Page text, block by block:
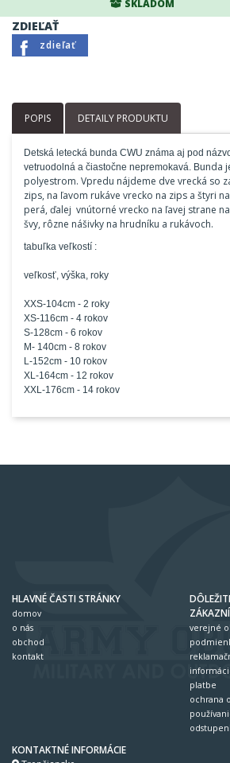
SKLADOM
ZDIEĽAŤ
zdieľať
POPIS DETAILY PRODUKTU
Detská letecká bunda CWU známa aj pod
vetruodolná a čiastočne nepremokavá. Bunda
polyestrom. Vpredu nájdeme dve vrecká so
zips, na ľavom rukáve vrecko na zips a štyri
perá, ďalej vnútorné vrecko na ľavej strane
švy, rôzne nášivky na hrudníku a rukávoch.
tabuľka veľkostí :
veľkosť, výška, roky
XXS-104cm - 2 roky
XS-116cm - 4 rokov
S-128cm - 6 rokov
M- 140cm - 8 rokov
L-152cm - 10 rokov
XL-164cm - 12 rokov
XXL-176cm - 14 rokov
HLAVNÉ ČASTI STRÁNKY
domov
o nás
obchod
kontakt
verejné
platbe
ochrana
KONTAKTNÉ INFORMÁCIE